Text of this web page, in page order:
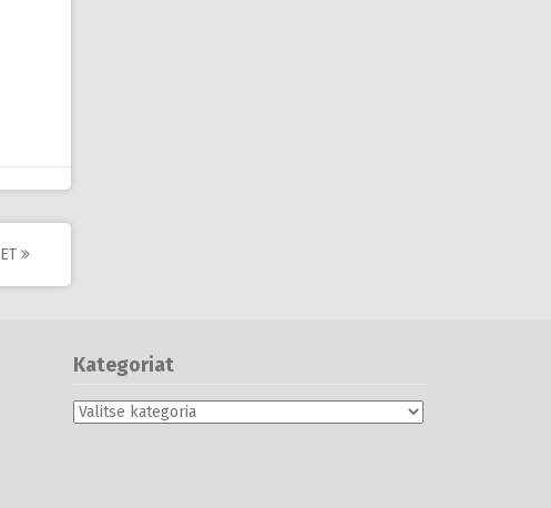
Kategoriat
Kategoriat